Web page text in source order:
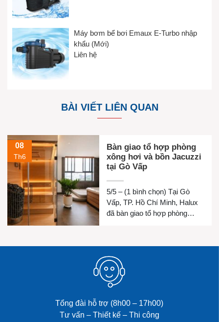
Máy bơm bể bơi Emaux E-Turbo nhập
khẩu (Mới)
Liên hệ
BÀI VIẾT LIÊN QUAN
08
Th6
Bàn giao tổ hợp phòng
xông hơi và bồn Jacuzzi
tại Gò Vấp
5/5 – (1 bình chọn) Tại Gò
Vấp, TP. Hồ Chí Minh, Halux
đã bàn giao tổ hợp phòng
đình chị Luyện. Công trình
được thiết kế đồng bộ nhằm
mang đến không gian thư giãn
riêng tư, chăm sóc sức khỏe
và […]
Tổng đài hỗ trợ (8h00 – 17h00)
Tư vấn – Thiết kế – Thi công